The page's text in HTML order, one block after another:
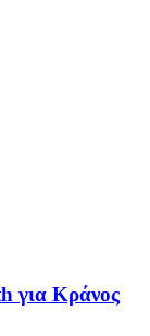
για Κράνος